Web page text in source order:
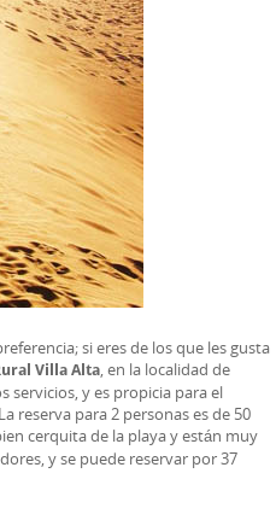
si eres de los que les gusta
Villa Alta, en la localidad de
servicios, y es propicia para el
reserva para 2 personas es de 50
cerquita de la playa y están muy
y se puede reservar por 37